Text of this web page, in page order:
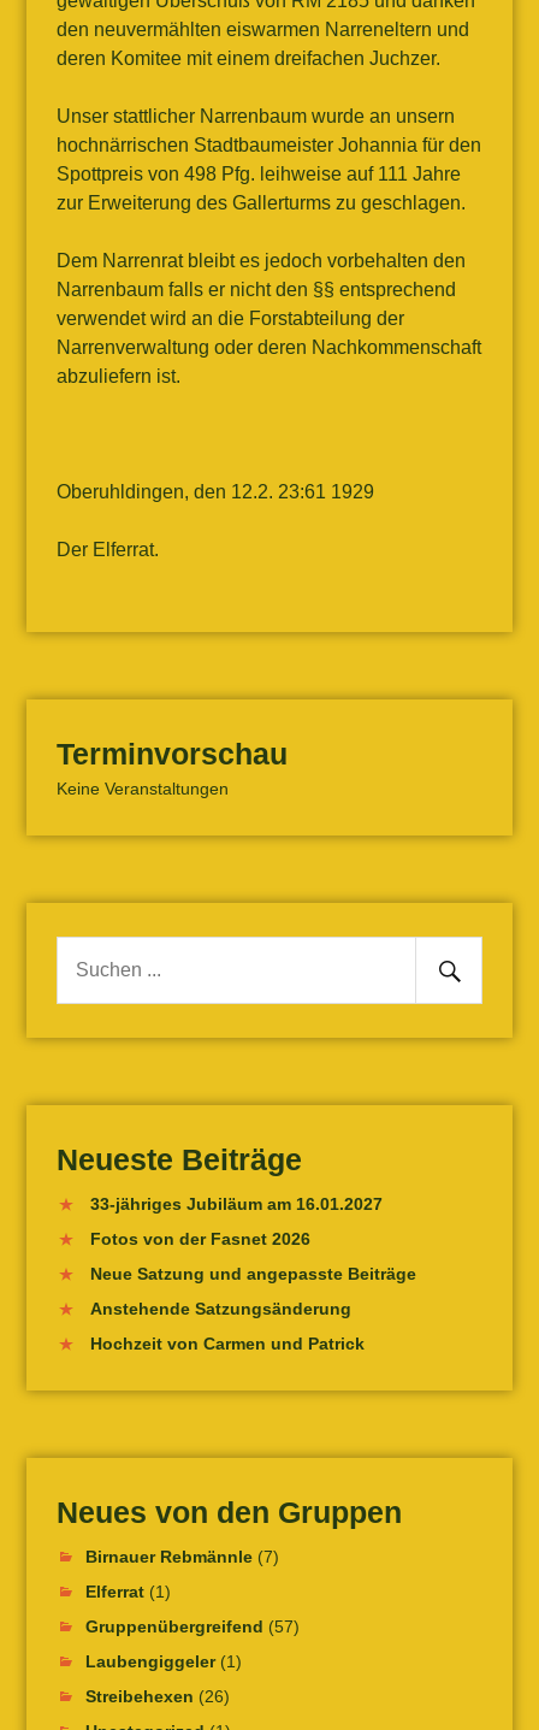
den neuvermählten eiswarmen Narreneltern und
deren Komitee mit einem dreifachen Juchzer.
Unser stattlicher Narrenbaum wurde an unsern
hochnärrischen Stadtbaumeister Johannia für den
Spottpreis von 498 Pfg. leihweise auf 111 Jahre
zur Erweiterung des Gallerturms zu geschlagen.
Dem Narrenrat bleibt es jedoch vorbehalten den
Narrenbaum falls er nicht den §§ entsprechend
verwendet wird an die Forstabteilung der
Narrenverwaltung oder deren Nachkommenschaft
abzuliefern ist.
Oberuhldingen, den 12.2. 23:61 1929
Der Elferrat.
Terminvorschau
Keine Veranstaltungen
Suche
Senden
Neueste Beiträge
33-jähriges Jubiläum am 16.01.2027
Fotos von der Fasnet 2026
Neue Satzung und angepasste Beiträge
Anstehende Satzungsänderung
Hochzeit von Carmen und Patrick
Neues von den Gruppen
Birnauer Rebmännle(7)
Elferrat(1)
Gruppenübergreifend (57)
Laubengiggeler(1)
Streibehexen (26)